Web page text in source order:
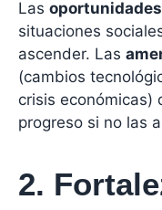
Las oportunidades
situaciones
ascender. Las
(cambios
crisis económicas)
progreso si no las
2.